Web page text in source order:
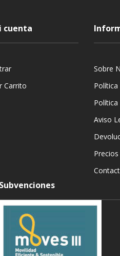
cuenta
Carrito
Sobre
Política
Aviso
Subvenciones